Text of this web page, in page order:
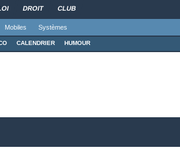
DROIT CLUB
Mobiles Systèmes
CALENDRIER HUMOUR